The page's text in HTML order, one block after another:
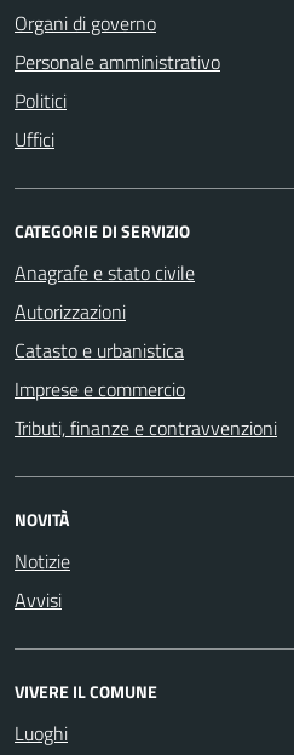
Organi di governo
Personale amministrativo
Politici
Uffici
CATEGORIE DI SERVIZIO
Anagrafe e stato civile
Autorizzazioni
Catasto e urbanistica
Imprese e commercio
Tributi, finanze e contravvenzioni
NOVITÀ
Notizie
Avvisi
VIVERE IL COMUNE
Luoghi